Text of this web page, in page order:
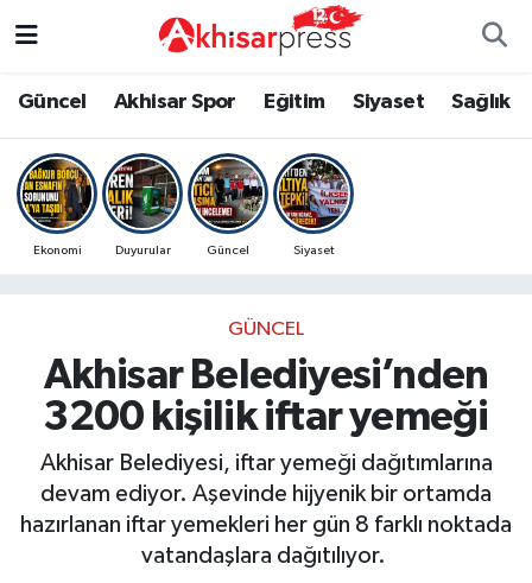
Güncel Akhisar Spor Eğitim Siyaset Sağlık
Ekonomi Duyurular Güncel Siyaset
GÜNCEL
Akhisar Belediyesi’nden
3200 kişilik iftar yemeği
Akhisar Belediyesi, iftar yemeği dağıtımlarına
devam ediyor. Aşevinde hijyenik bir ortamda
hazırlanan iftar yemekleri her gün 8 farklı noktada
vatandaşlara dağıtılıyor.
Güncel
Akhisar Spor
Eğitim
Ekonomi
Tarım-Gıda
Kültür-Sanat
Magazin
Kültür-Sanat
Duyurular
Röportaj
Dünya
Yaşam
Güncel
Eğitim
Siyaset
Ekonomi
Magazin
Kültür-Sanat
Manisa Nöbetçi Eczaneler
Manisa Hava Durumu
Manisa Namaz Vakitleri
Süper Lig Puan Durumu ve Fikstür
Tüm Manşetler
Son Dakika Haberleri
Haber Arşivi